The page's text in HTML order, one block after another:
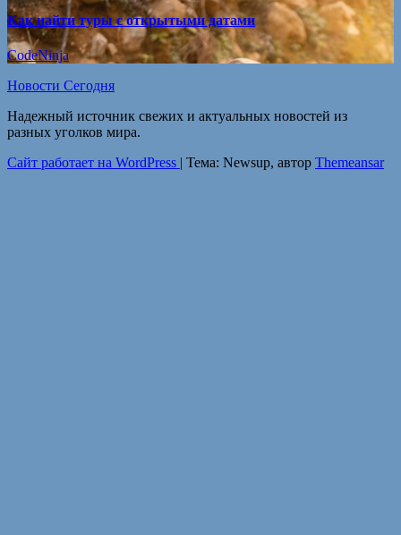
Как найти туры с открытыми датами
CodeNinja
Новости Сегодня
Надежный источник свежих и актуальных новостей из
разных уголков мира.
Сайт работает на WordPress
Тема: Newsup, автор Themeansar